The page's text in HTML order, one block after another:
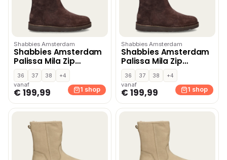
Shabbies Amsterdam
Shabbies Amsterdam
Palissa Mila Zip
gevoerde boots –
Bruin
36 37 38
+4
vanaf
€ 199,99 1 shop
Shabbies Amsterdam
Shabbies Amsterdam
Palissa Mila Zip
gevoerde boots –
Bruin
36 37 38
+4
vanaf
€ 199,99 1 shop